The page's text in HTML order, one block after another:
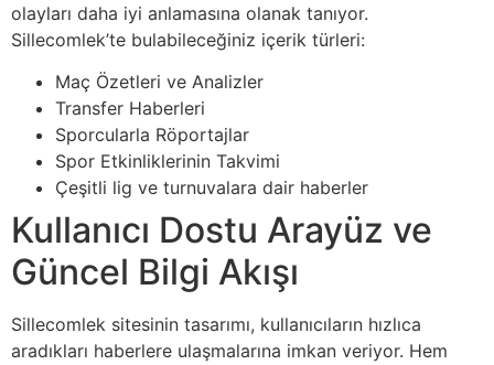
olayları daha iyi anlamasına olanak tanıyor.
Sillecomlek’te bulabileceğiniz içerik türleri:
Maç Özetleri ve Analizler
Transfer Haberleri
Sporcularla Röportajlar
Spor Etkinliklerinin Takvimi
Çeşitli lig ve turnuvalara dair haberler
Kullanıcı Dostu Arayüz ve
Güncel Bilgi Akışı
Sillecomlek sitesinin tasarımı, kullanıcıların hızlıca
aradıkları haberlere ulaşmalarına imkan veriyor. Hem